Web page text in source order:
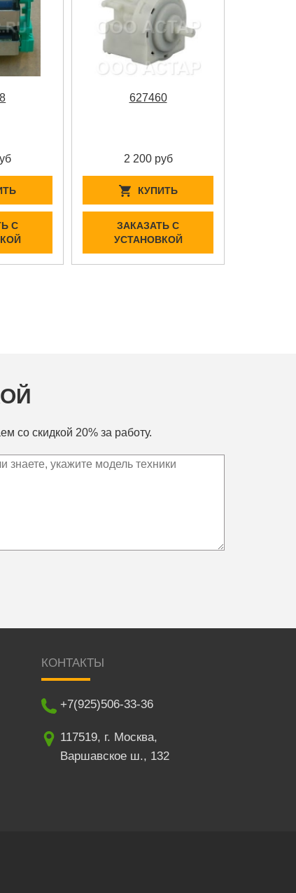
С
627460
2 200 руб
КУПИТЬ
ЗАКАЗАТЬ С
УСТАНОВКОЙ
со скидкой 20% за работу.
КОНТАКТЫ
+7(925)506-33-36
117519, г. Москва,
Варшавское ш., 132